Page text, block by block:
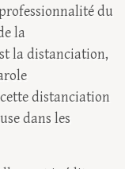
du
la
la distanciation,
distanciation
dans les